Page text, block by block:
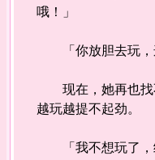
哦！」
「你放胆去玩，
现在，她再也找不
越玩越提不起劲。
「我不想玩了，